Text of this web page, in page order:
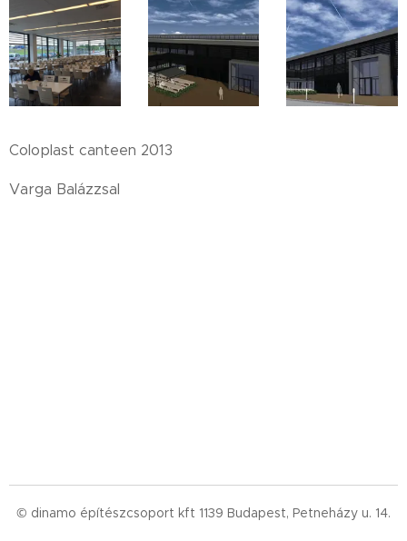
Coloplast canteen 2013
Varga Balázzsal
© dinamo építészcsoport kft 1139 Budapest, Petneházy u. 14.